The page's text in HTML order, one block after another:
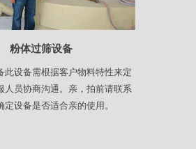
粉体过筛设备
此设备需根据客户物料特性来定
人员协商沟通。亲，拍前请联系
定设备是否适合亲的使用。